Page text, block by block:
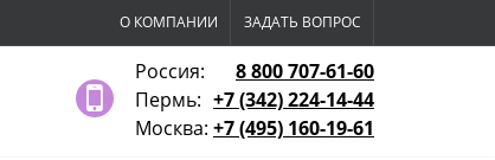
О КОМПАНИИ ЗАДАТЬ ВОПРОС
Россия:
8 800 707-61-60
Пермь: +7 (342) 224-14-44
Москва: +7 (495) 160-19-61